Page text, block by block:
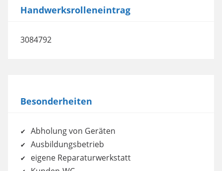
Handwerksrolleneintrag
3084792
Besonderheiten
Abholung von Geräten
Ausbildungsbetrieb
eigene Reparaturwerkstatt